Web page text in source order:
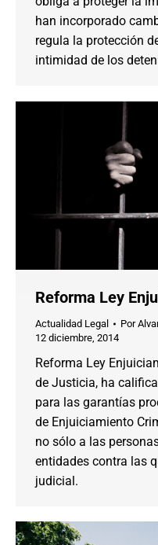
han incorporado
regula la protección
intimidad de los
Reforma Ley
Actualidad Legal Por
12 diciembre, 2014
Reforma Ley
de Justicia, ha
para las garantías
de Enjuiciamiento
no sólo a las
entidades contra las
judicial.